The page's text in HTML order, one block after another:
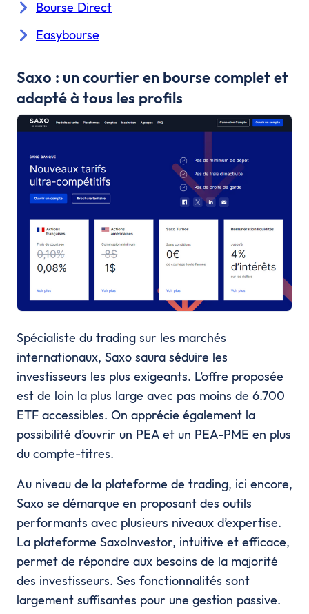
Bourse Direct
Easybourse
Saxo : un courtier en bourse complet et
adapté à tous les profils
Spécialiste du trading sur les marchés
internationaux, Saxo saura séduire les
investisseurs les plus exigeants. L’offre proposée
est de loin la plus large avec pas moins de 6.700
ETF accessibles. On apprécie également la
possibilité d’ouvrir un PEA et un PEA-PME en plus
du compte-titres.
Au niveau de la plateforme de trading, ici encore,
Saxo se démarque en proposant des outils
performants avec plusieurs niveaux d’expertise.
La plateforme SaxoInvestor, intuitive et efficace,
permet de répondre aux besoins de la majorité
des investisseurs. Ses fonctionnalités sont
largement suffisantes pour une gestion passive.